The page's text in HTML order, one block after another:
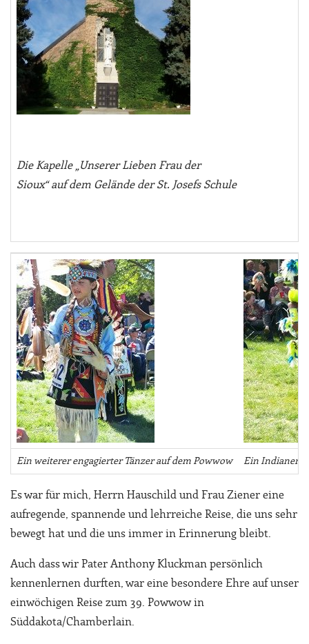
Die Kapelle „Unserer Lieben Frau der
Sioux“ auf dem Gelände der St. Josefs Schule
Ein weiterer engagierter Tänzer auf dem Powwow Ein
Es war für mich, Herrn Hauschild und Frau Ziener eine
aufregende, spannende und lehrreiche Reise, die uns sehr
bewegt hat und die uns immer in Erinnerung bleibt.
Auch dass wir Pater Anthony Kluckman persönlich
kennenlernen durften, war eine besondere Ehre auf unser
einwöchigen Reise zum 39. Powwow in
Süddakota/Chamberlain.